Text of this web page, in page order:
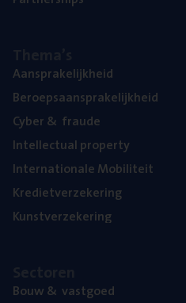
Aan­spra­ke­lijk­heid
Beroeps­aan­spra­ke­lijk­heid
Cyber& fraude
Intel­lec­tu­al property
Inter­na­ti­o­na­le Mobiliteit
Kre­diet­ver­ze­ke­ring
Kunst­ver­ze­ke­ring
Bouw& vastgoed